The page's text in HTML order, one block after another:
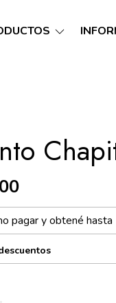
pagar y obtené hasta